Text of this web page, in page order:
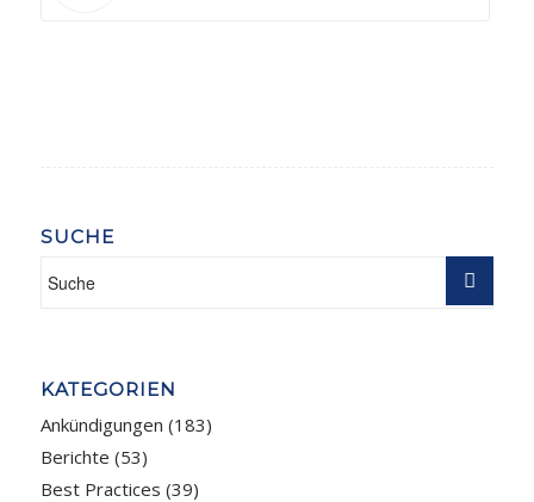
SUCHE
KATEGORIEN
Ankündigungen (183)
Berichte (53)
Best Practices (39)